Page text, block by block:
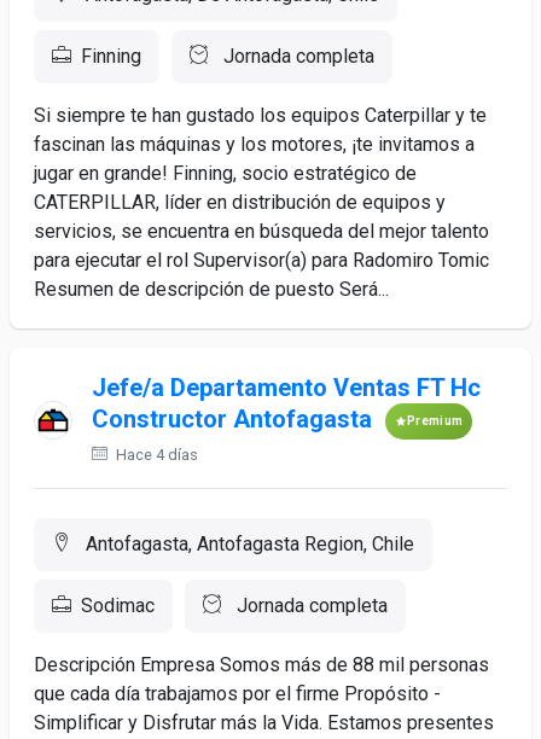
Finning Jornada completa
Si siempre te han gustado los equipos Caterpillar y te
fascinan las máquinas y los motores, ¡te invitamos a
jugar en grande! Finning, socio estratégico de
CATERPILLAR, líder en distribución de equipos y
servicios, se encuentra en búsqueda del mejor talento
para ejecutar el rol Supervisor(a) para Radomiro Tomic
Resumen de descripción de puesto Será...
Jefe/a Departamento Ventas FT Hc
Constructor Antofagasta
Premium
Hace 4 días
Antofagasta, Antofagasta Region, Chile
Sodimac Jornada completa
Descripción Empresa Somos más de 88 mil personas
que cada día trabajamos por el firme Propósito -
Simplificar y Disfrutar más la Vida. Estamos presentes